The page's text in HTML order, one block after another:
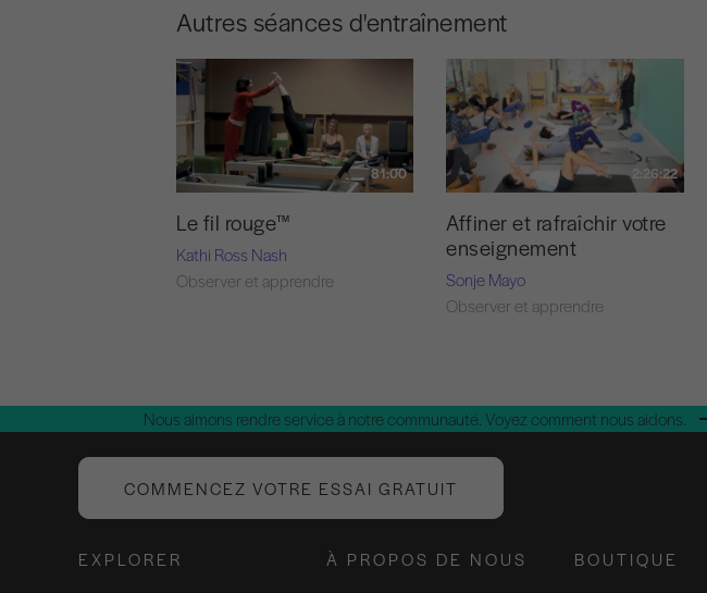
Autres séances d'entraînement
81:00
Le fil rouge™
Kathi Ross Nash
Observer et apprendre
2:26:22
Affiner et rafraîchir votre
enseignement
Sonje Mayo
Observer et apprendre
Nous aimons rendre service à notre communauté. Voyez comment nous aidons.
COMMENCEZ VOTRE ESSAI GRATUIT
EXPLORER À PROPOS DE NOUS BOUTIQUE